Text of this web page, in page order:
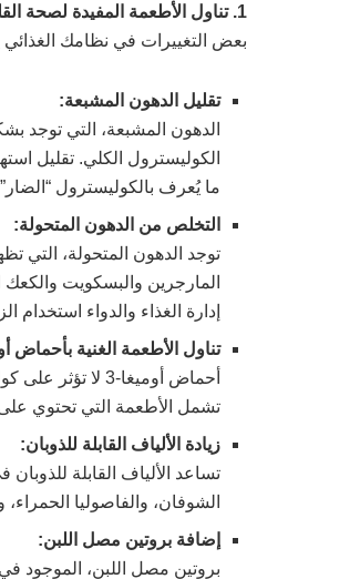
1. تناول الأطعمة المفيدة لصحة القلب
بعض التغييرات في نظامك
تقليل الدهون المشبعة:
الدهون المشبعة، التي توجد
ما يُعرف بالكوليسترول
التخلص من الدهون المتحولة:
توجد الدهون المتحولة، التي
المارجرين والبسكويت
إدارة الغذاء والدواء استخدام الزيوت
تناول الأطعمة الغنية بأحماض أوميغا-3
تشمل الأطعمة التي تحتوي على أوميغا-3 السلمون، والماكريل، والرنجة،
زيادة الألياف القابلة للذوبان:
تساعد الألياف القابلة
الشوفان، والفاصوليا
إضافة بروتين مصل اللبن:
بروتين مصل اللبن، الموجود